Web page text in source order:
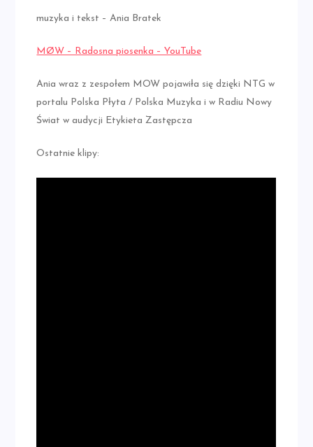
muzyka i tekst – Ania Bratek
MØW – Radosna piosenka – YouTube
Ania wraz z zespołem MOW pojawiła się dzięki NTG w
portalu Polska Płyta / Polska Muzyka i w Radiu Nowy
Świat w audycji Etykieta Zastępcza
Ostatnie klipy: